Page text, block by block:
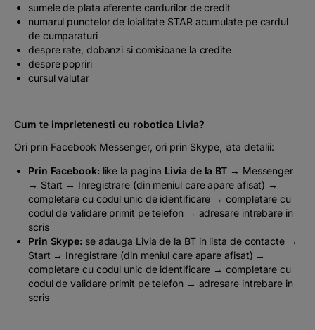
sumele de plata aferente cardurilor de credit
numarul punctelor de loialitate STAR acumulate pe cardul
de cumparaturi
despre rate, dobanzi si comisioane la credite
despre popriri
cursul valutar
Cum te imprietenesti cu robotica Livia?
Ori prin Facebook Messenger, ori prin Skype, iata detalii:
Prin Facebook: like la pagina Livia de la BT → Messenger
→ Start → Inregistrare (din meniul care apare afisat) →
completare cu codul unic de identificare → completare cu
codul de validare primit pe telefon → adresare intrebare in
scris
Prin Skype: se adauga Livia de la BT in lista de contacte →
Start → Inregistrare (din meniul care apare afisat) →
completare cu codul unic de identificare → completare cu
codul de validare primit pe telefon → adresare intrebare in
scris